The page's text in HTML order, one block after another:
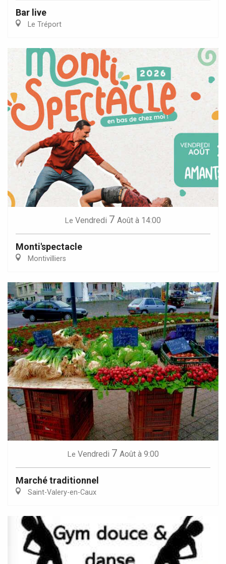
Bar live
Le Tréport
Le Vendredi 7 Août à 14:00
Monti'spectacle
Montivilliers
Le Vendredi 7 Août à 9:00
Marché traditionnel
Saint-Valery-en-Caux